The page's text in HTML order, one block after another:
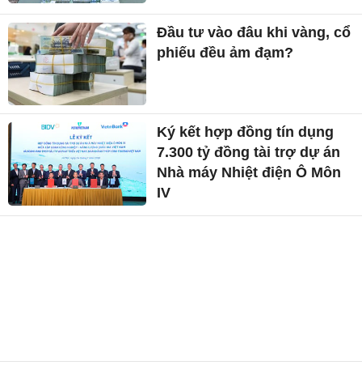
Đầu tư vào đâu khi vàng, cổ
phiếu đều ảm đạm?
Ký kết hợp đồng tín dụng
7.300 tỷ đồng tài trợ dự án
Nhà máy Nhiệt điện Ô Môn
IV